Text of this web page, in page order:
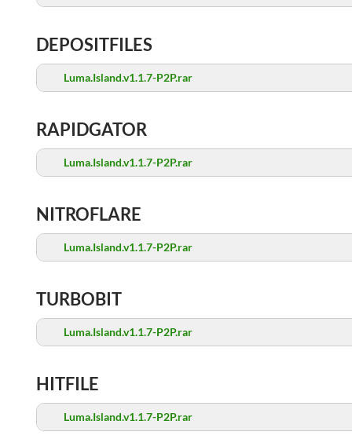
DEPOSITFILES
Luma.Island.v1.1.7-P2P.rar
RAPIDGATOR
Luma.Island.v1.1.7-P2P.rar
NITROFLARE
Luma.Island.v1.1.7-P2P.rar
TURBOBIT
Luma.Island.v1.1.7-P2P.rar
HITFILE
Luma.Island.v1.1.7-P2P.rar